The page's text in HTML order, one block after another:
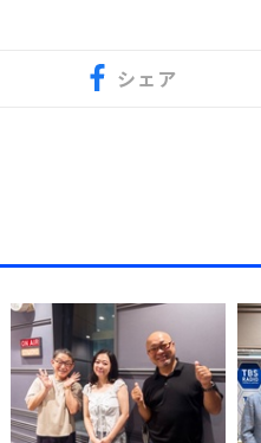
シェア